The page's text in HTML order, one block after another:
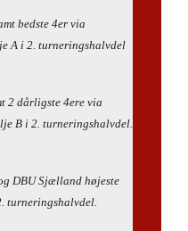
bedste 4er via
A i 2. turneringshalvdel
2 dårligste 4ere via
B i 2. turneringshalvdel.
DBU Sjælland højeste
turneringshalvdel.